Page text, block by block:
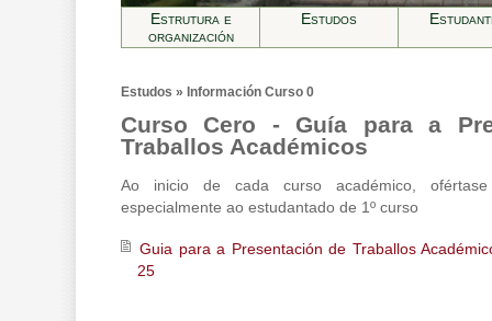
Estrutura e
organización
Estudos
Estudos » Información Curso 0
Curso Cero - Guía para a
Traballos Académicos
Ao inicio de cada curso académico,
especialmente ao estudantado de 1º curso
Guia para a Presentación de Traballos
25